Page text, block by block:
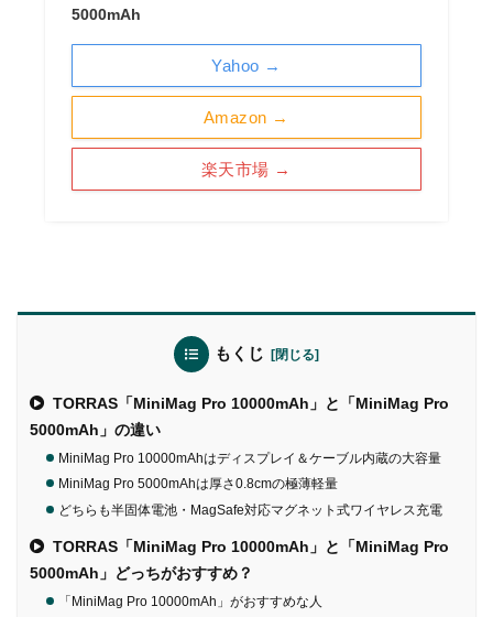
5000mAh
Amazon →
楽天市場 →
Yahoo →
もくじ
TORRAS「MiniMag Pro 10000mAh」と「MiniMag Pro
5000mAh」の違い
MiniMag Pro 10000mAhはディスプレイ＆ケーブル内蔵の大容量
MiniMag Pro 5000mAhは厚さ0.8cmの極薄軽量
どちらも半固体電池・MagSafe対応マグネット式ワイヤレス充電
TORRAS「MiniMag Pro 10000mAh」と「MiniMag Pro
5000mAh」どっちがおすすめ？
「MiniMag Pro 10000mAh」がおすすめな人